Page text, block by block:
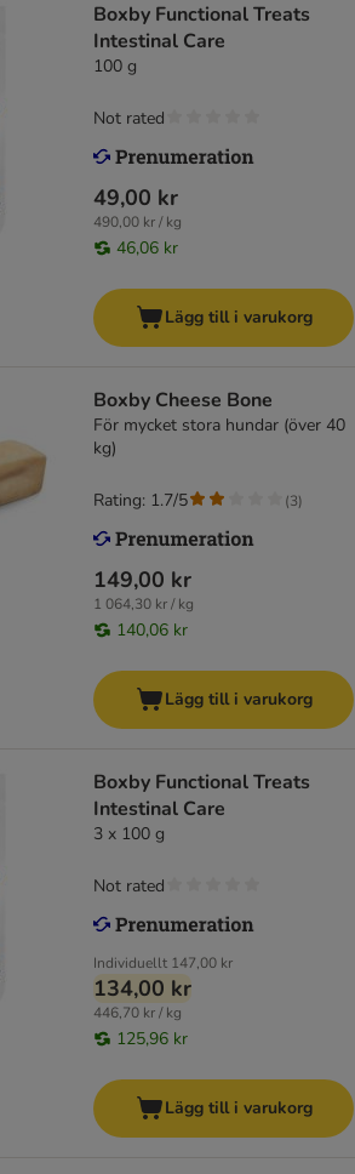
Boxby Functional Treats
Intestinal Care
100 g
49,00 kr
490,00 kr / kg
46,06 kr
Not rated
Lägg till i varukorg
Boxby Cheese Bone
För mycket stora hundar (över 40
kg)
149,00 kr
1 064,30 kr / kg
140,06 kr
Rating: 1.7/5 (3)
Lägg till i varukorg
Boxby Functional Treats
Intestinal Care
3 x 100 g
Individuellt 147,00 kr
134,00 kr
446,70 kr / kg
125,96 kr
Not rated
Lägg till i varukorg